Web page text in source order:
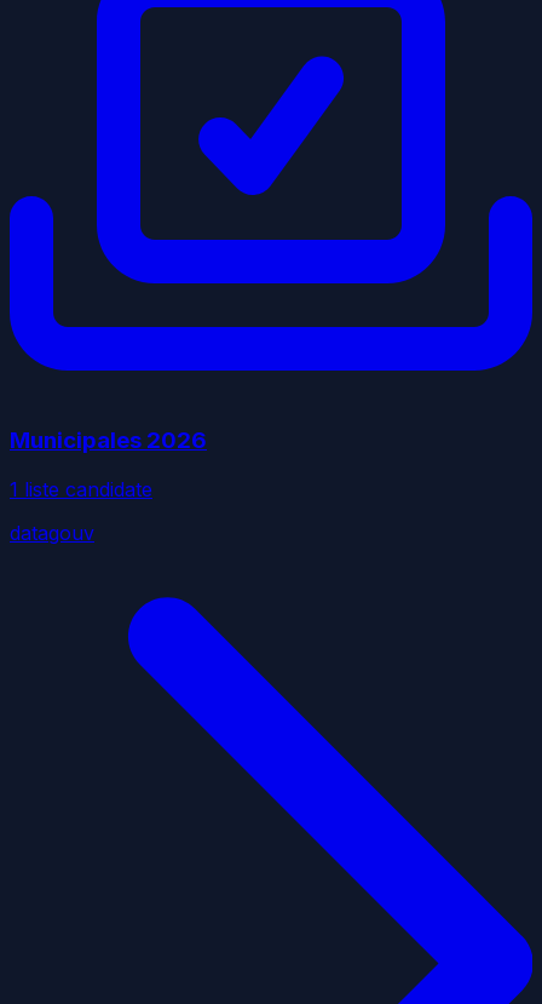
Municipales 2026
1 liste candidate
datagouv